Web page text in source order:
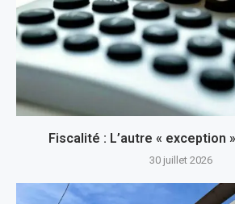
Fiscalité : L’autre « exception
30 juillet 2026